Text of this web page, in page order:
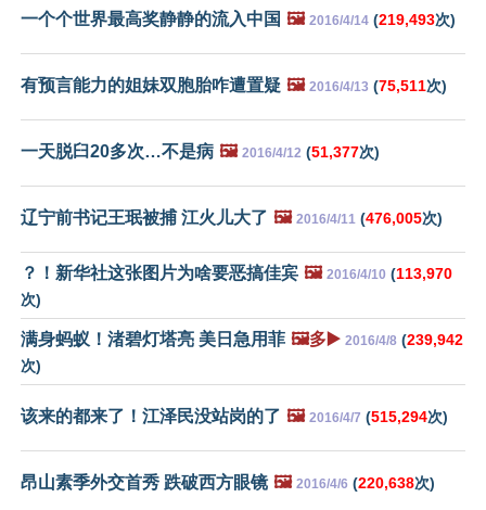
一个个世界最高奖静静的流入中国 🖼️ 2016/4/14 (219,493次)
有预言能力的姐妹双胞胎咋遭置疑 🖼️ 2016/4/13 (75,511次)
一天脱臼20多次…不是病 🖼️ 2016/4/12 (51,377次)
辽宁前书记王珉被捕 江火儿大了 🖼️ 2016/4/11 (476,005次)
？！新华社这张图片为啥要恶搞佳宾 🖼️ 2016/4/10 (113,970
次)
满身蚂蚁！渚碧灯塔亮 美日急用菲 🖼️多▶️ 2016/4/8 (239,942
次)
该来的都来了！江泽民没站岗的了 🖼️ 2016/4/7 (515,294次)
昂山素季外交首秀 跌破西方眼镜 🖼️ 2016/4/6 (220,638次)